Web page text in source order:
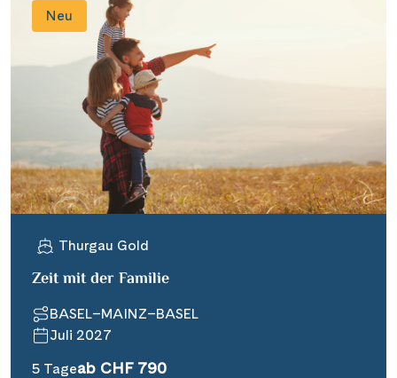
Neu
Thurgau Gold
Zeit mit der Familie
BASEL–MAINZ–BASEL
Juli 2027
5 Tageab CHF 790